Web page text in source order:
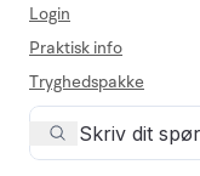
Login
Praktisk info
Tryghedspakke